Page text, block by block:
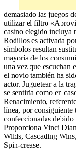
demasiado las juegos
utilizar el filtro
casino elegido incluya
Rodillos es activada
símbolos resultan
mayoría de los
una vez que escuchan
el novio también ha
actor. Juguetear a la
se sentiría como en
Renacimiento,
línea, por consiguiente
confeccionadas
Proporciona Vinci
Wilds, Cascading
Spin-crease.